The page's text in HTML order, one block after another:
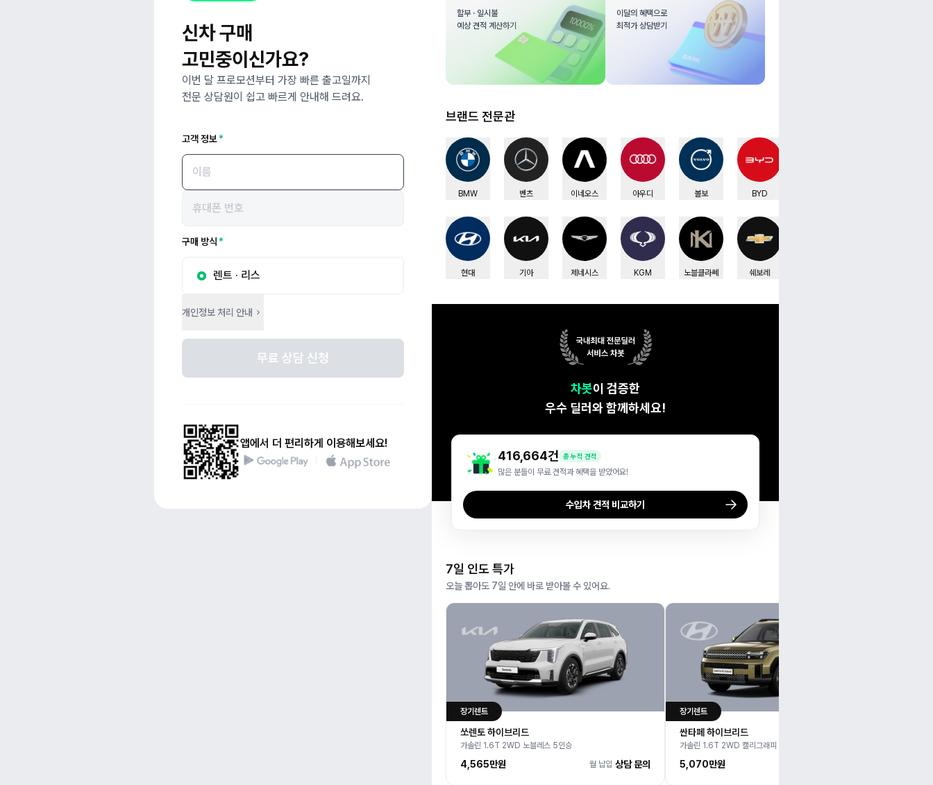
신차 구매
고민중이신가요?
이번 달 프로모션부터 가장 빠른 출고일까지
전문 상담원이 쉽고 빠르게 안내해 드려요.
고객 정보
구매 방식
렌트 · 리스
개인정보 처리 안내
무료 상담 신청
앱에서 더 편리하게 이용해보세요!
할부 · 일시불
예상 견적 계산하기
이달의 혜택으로
최적가 상담받기
브랜드 전문관
BMW 벤츠 이네오스 아우디 볼보 BYD
현대 기아 제네시스 KGM 노블클라쎄 쉐보레
차봇이 검증한
우수 딜러와 함께하세요!
416,664건 총 누적 견적
많은 분들이 무료 견적과 혜택을 받았어요!
수입차 견적 비교하기
7일 인도 특가
오늘 뽑아도 7일 안에 바로 받아볼 수 있어요.
장기렌트
쏘렌토 하이브리드
가솔린 1.6T 2WD 노블레스 5인승
4,565만원 월 납입 상담 문의
장기렌트
싼타페 하이브리드
가솔린 1.6T 2WD 캘리그래피 5인승
5,070만원